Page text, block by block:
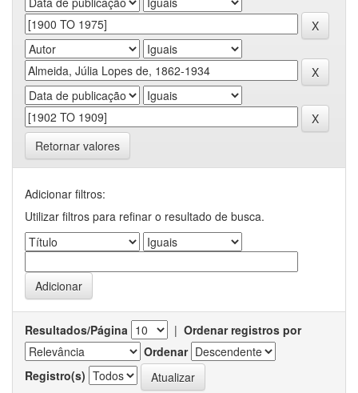
Retornar valores
Adicionar filtros:
Utilizar filtros para refinar o resultado de busca.
Resultados/Página | Ordenar registros por
Ordenar
Registro(s)